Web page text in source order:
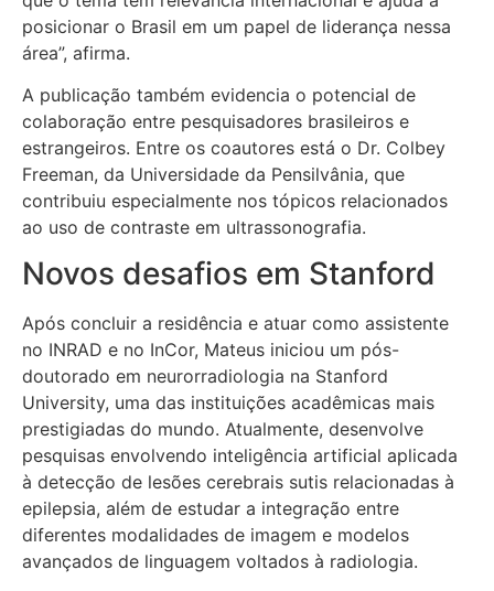
posicionar o Brasil em um papel de liderança nessa
área”, afirma.
A publicação também evidencia o potencial de
colaboração entre pesquisadores brasileiros e
estrangeiros. Entre os coautores está o Dr. Colbey
Freeman, da Universidade da Pensilvânia, que
contribuiu especialmente nos tópicos relacionados
ao uso de contraste em ultrassonografia.
Novos desafios em Stanford
Após concluir a residência e atuar como assistente
no INRAD e no InCor, Mateus iniciou um pós-
doutorado em neurorradiologia na Stanford
University, uma das instituições acadêmicas mais
prestigiadas do mundo. Atualmente, desenvolve
pesquisas envolvendo inteligência artificial aplicada
à detecção de lesões cerebrais sutis relacionadas à
epilepsia, além de estudar a integração entre
diferentes modalidades de imagem e modelos
avançados de linguagem voltados à radiologia.